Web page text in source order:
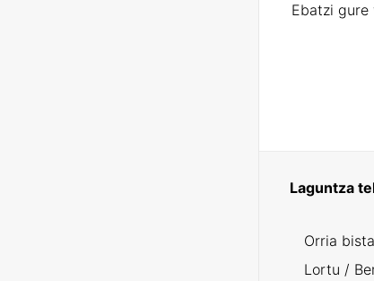
Ebatzi
Laguntza
Orria
Lortu /